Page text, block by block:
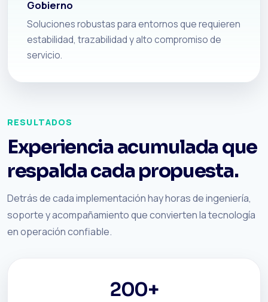
Gobierno
Soluciones robustas para entornos que requieren
estabilidad, trazabilidad y alto compromiso de
servicio.
RESULTADOS
Experiencia acumulada que
respalda cada propuesta.
Detrás de cada implementación hay horas de ingeniería,
soporte y acompañamiento que convierten la tecnología
en operación confiable.
200+